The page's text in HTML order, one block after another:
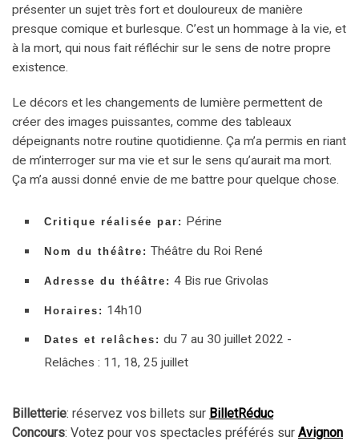
présenter un sujet très fort et douloureux de manière
presque comique et burlesque. C’est un hommage à la vie, et
à la mort, qui nous fait réfléchir sur le sens de notre propre
existence.
Le décors et les changements de lumière permettent de
créer des images puissantes, comme des tableaux
dépeignants notre routine quotidienne. Ça m’a permis en riant
de m’interroger sur ma vie et sur le sens qu’aurait ma mort.
Ça m’a aussi donné envie de me battre pour quelque chose.
Critique réalisée par: Périne
Nom du théâtre: Théâtre du Roi René
Adresse du théâtre: 4 Bis rue Grivolas
Horaires: 14h10
Dates et relâches: du 7 au 30 juillet 2022 -
Relâches : 11, 18, 25 juillet
Billetterie: réservez vos billets sur BilletRéduc
Concours: Votez pour vos spectacles préférés sur Avignon